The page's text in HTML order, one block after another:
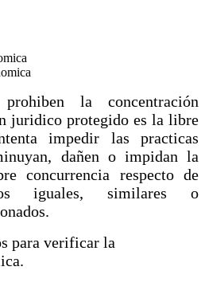
la concentración
juridico protegido es la libre
impedir las practicas
dañen o impidan la
concurrencia respecto de
iguales, similares o
para verificar la